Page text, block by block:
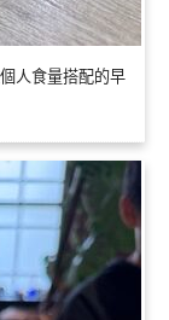
人食量搭配的早